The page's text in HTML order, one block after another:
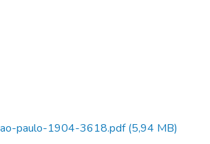
paulo-1904-3618.pdf(5,94 MB)